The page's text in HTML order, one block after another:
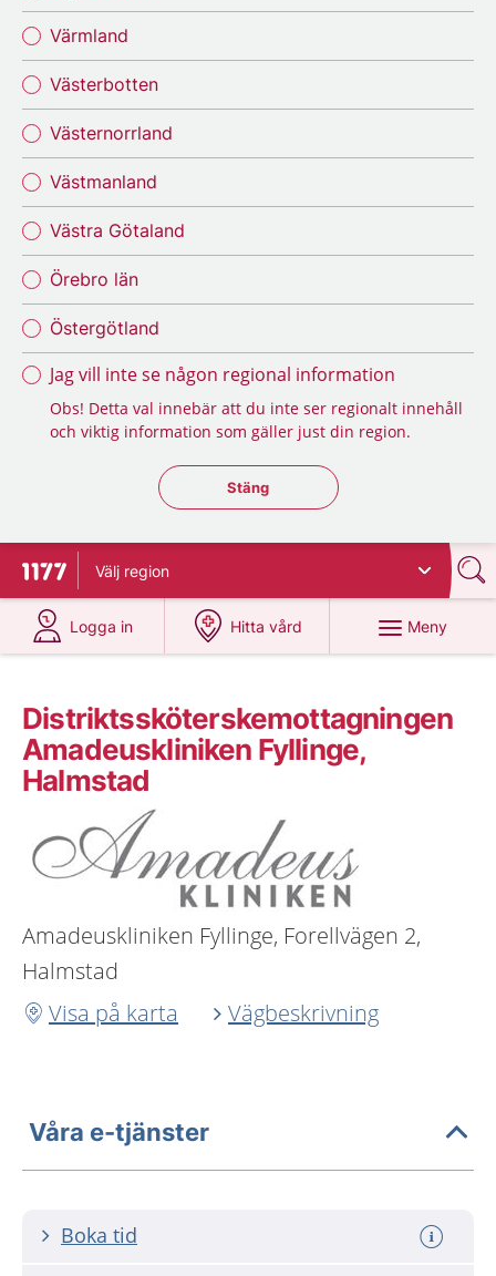
Värmland
Västerbotten
Västernorrland
Västmanland
Västra Götaland
Örebro län
Östergötland
Jag vill inte se någon regional information
Obs! Detta val innebär att du inte ser regionalt innehåll
och viktig information som gäller just din region.
Stäng regionsväljaren
Stäng
Till startsidan för 1177
Välj region
Logga in
på 1177.se
Hitta vård
på 1177.se
Meny
Distriktssköterskemottagningen
Amadeuskliniken Fyllinge,
Halmstad
Amadeuskliniken Fyllinge, Forellvägen 2,
Halmstad
Visa på karta
Vägbeskrivning
Våra e-tjänster
Boka tid